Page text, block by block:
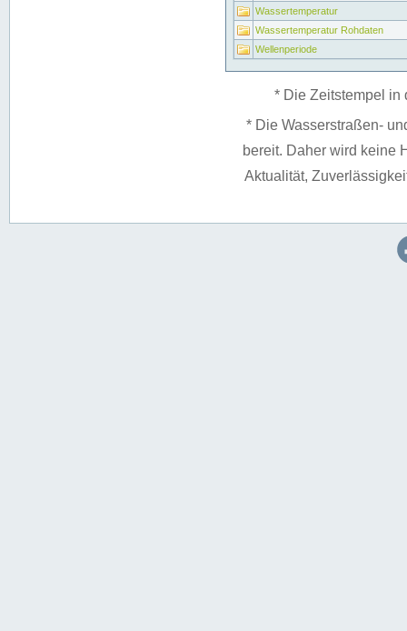
Wassertemperatur
Wassertemperatur Rohdaten
Wellenperiode
* Die Zeitstempel in
* Die Wasserstraßen-
bereit. Daher wird keine
Aktualität,